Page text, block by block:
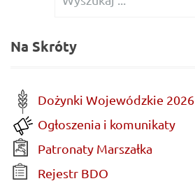
Na Skróty
Dożynki Wojewódzkie 2026
Ogłoszenia i komunikaty
Patronaty Marszałka
Rejestr BDO